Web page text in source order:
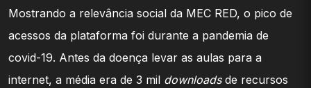
Mostrando a relevância social da MEC RED, o pico de
acessos da plataforma foi durante a pandemia de
covid-19. Antes da doença levar as aulas para a
internet, a média era de 3 mil downloadsde recursos